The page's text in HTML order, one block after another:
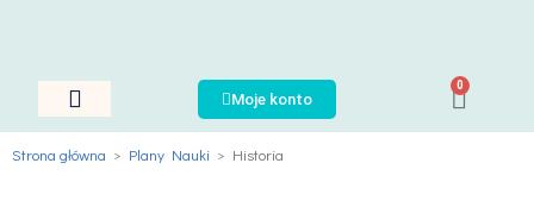
Moje konto
0
Strona główna > Plany Nauki > Historia